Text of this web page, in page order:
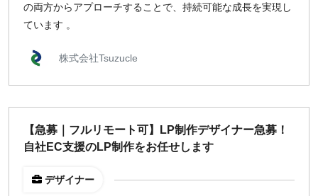
の両方からアプローチすることで、持続可能な成長を実現し
ています 。
株式会社Tsuzucle
【急募｜フルリモート可】LP制作デザイナー急募！
自社EC支援のLP制作をお任せします
デザイナー